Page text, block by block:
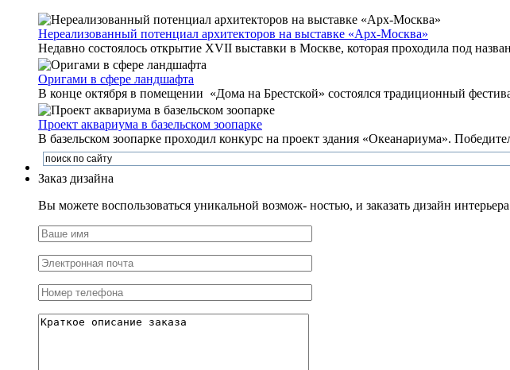
Нереализованный потенциал архитекторов на выставке «Арх-Москва»
Недавно состоялось открытие XVII выставки в Москве, которая проходила под
Оригами в сфере ландшафта
В конце октября в помещении «Дома на Брестской» состоялся традиционный
Проект аквариума в базельском зоопарке
В базельском зоопарке проходил конкурс на проект здания «Океанариума».
Заказ дизайна
Вы можете воспользоваться уникальной возмож- ностью, и заказать дизайн